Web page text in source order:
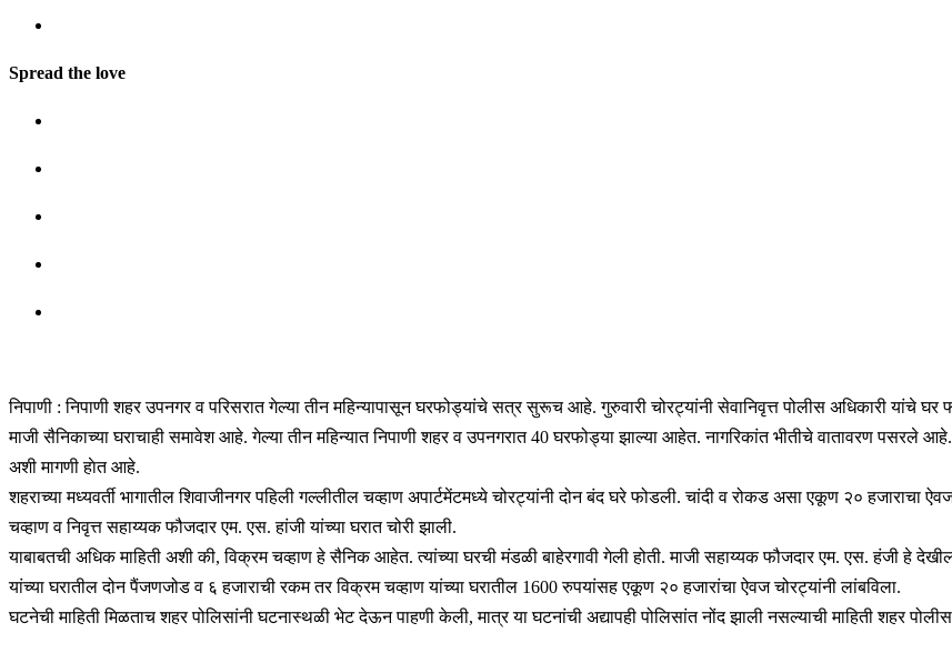
Spread the love
निपाणी : निपाणी शहर उपनगर व परिसरात गेल्या तीन महिन्यापासून घरफोड्यांचे सत्र सुरूच आहे. गुरुवारी चोरट्यांनी सेवानिवृत्त पोलीस अधिकारी यांचे
माजी सैनिकाच्या घराचाही समावेश आहे. गेल्या तीन महिन्यात निपाणी शहर व उपनगरात 40 घरफोड्या झाल्या आहेत. नागरिकांत भीतीचे वातावरण पसरले
अशी मागणी हाेत आहे.
शहराच्या मध्यवर्ती भागातील शिवाजीनगर पहिली गल्लीतील चव्हाण अपार्टमेंटमध्ये चोरट्यांनी दोन बंद घरे फोडली. चांदी व रोकड असा एकूण २० हजाराचा
चव्हाण व निवृत्त सहाय्यक फौजदार एम. एस. हांजी यांच्या घरात चोरी झाली.
याबाबतची अधिक माहिती अशी की, विक्रम चव्हाण हे सैनिक आहेत. त्यांच्या घरची मंडळी बाहेरगावी गेली होती. माजी सहाय्यक फौजदार एम. एस. हंजी हे
यांच्या घरातील दोन पैंजणजोड व ६ हजाराची रकम तर विक्रम चव्हाण यांच्या घरातील 1600 रुपयांसह एकूण २० हजारांचा ऐवज चोरट्यांनी लांबविला.
घटनेची माहिती मिळताच शहर पोलिसांनी घटनास्थळी भेट देऊन पाहणी केली, मात्र या घटनांची अद्यापही पोलिसांत नोंद झाली नसल्याची माहिती शहर पोलीस